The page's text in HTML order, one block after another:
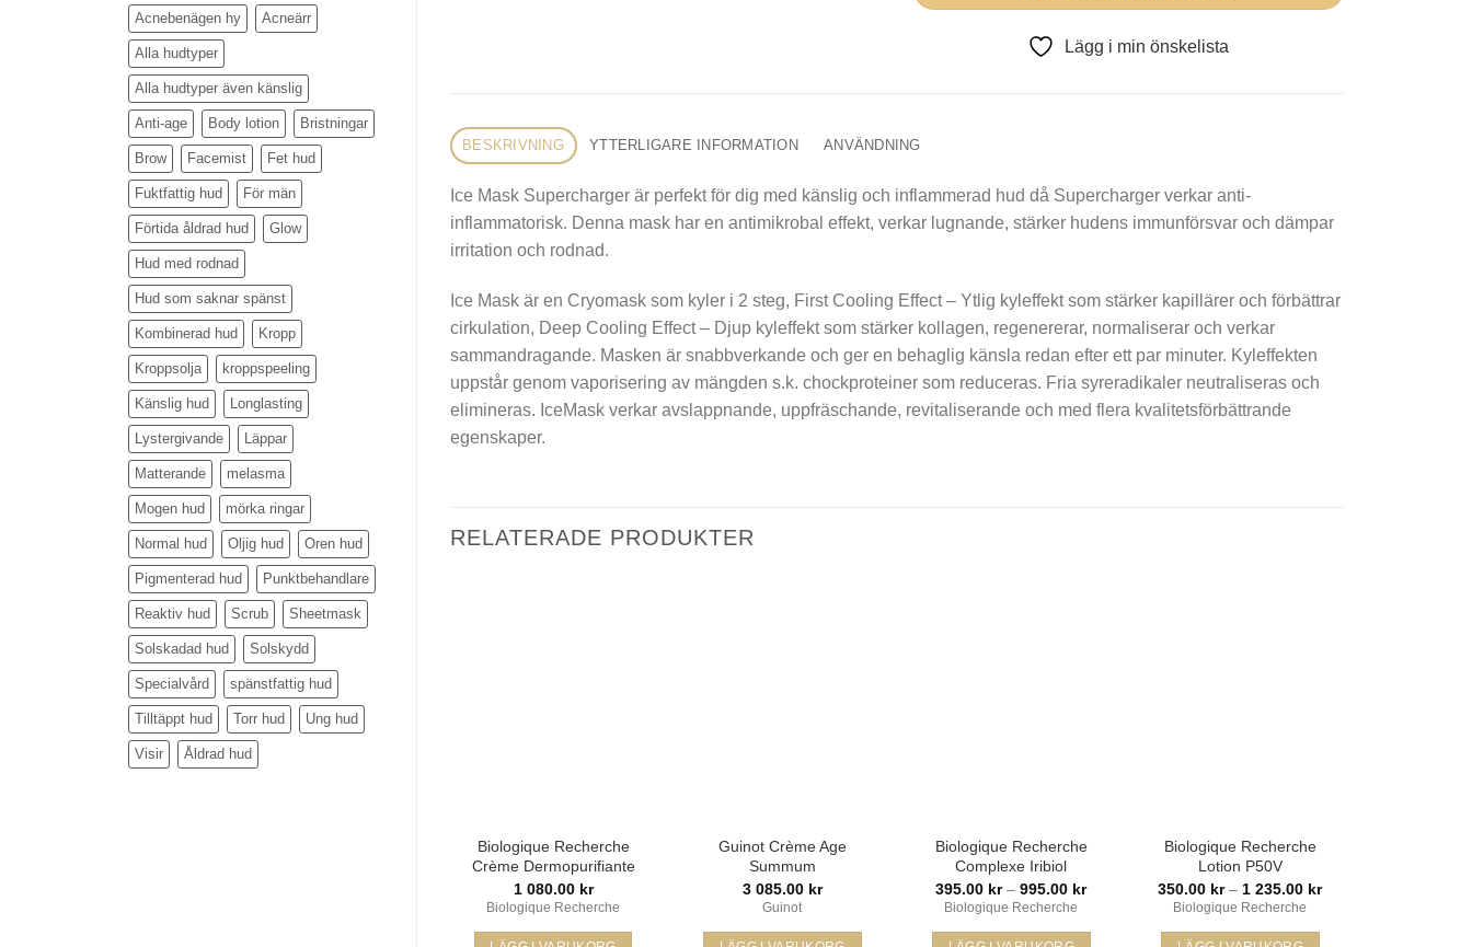
Acnebenägen hy Acneärr
Alla hudtyper
Alla hudtyper även känslig
Anti-age Body lotion Bristningar
Brow Facemist Fet hud
Fuktfattig hud För män
Förtida åldrad hud Glow
Hud med rodnad
Hud som saknar spänst
Kombinerad hud Kropp
Kroppsolja kroppspeeling
Känslig hud Longlasting
Lystergivande Läppar
Matterande melasma
Mogen hud mörka ringar
Normal hud Oljig hud Oren hud
Pigmenterad hud Punktbehandlare
Reaktiv hud Scrub Sheetmask
Solskadad hud Solskydd
Specialvård spänstfattig hud
Tilltäppt hud Torr hud Ung hud
Visir Åldrad hud
Lägg i min önskelista
BESKRIVNING YTTERLIGARE INFORMATION ANVÄNDNING
Ice Mask Supercharger är perfekt för dig med känslig och inflammerad hud då Supercharger verkar anti-
inflammatorisk. Denna mask har en antimikrobal effekt, verkar lugnande, stärker hudens immunförsvar och dämpar
irritation och rodnad.
Ice Mask är en Cryomask som kyler i 2 steg, First Cooling Effect – Ytlig kyleffekt som stärker kapillärer och förbättrar
cirkulation, Deep Cooling Effect – Djup kyleffekt som stärker kollagen, regenererar, normaliserar och verkar
sammandragande. Masken är snabbverkande och ger en behaglig känsla redan efter ett par minuter. Kyleffekten
uppstår genom vaporisering av mängden s.k. chockproteiner som reduceras. Fria syreradikaler neutraliseras och
elimineras. IceMask verkar avslappnande, uppfräschande, revitaliserande och med flera kvalitetsförbättrande
egenskaper.
RELATERADE PRODUKTER
Biologique Recherche
Crème Dermopurifiante
1 080.00 kr
Biologique Recherche
Guinot Crème Age
Summum
3 085.00 kr
Guinot
Biologique Recherche
Complexe Iribiol
395.00 kr – 995.00 krPrisintervall:
995.00 kr
Biologique Recherche
Biologique Recherche
Lotion P50V
350.00 kr – 1 235.00 krPrisintervall:
Biologique Recherche